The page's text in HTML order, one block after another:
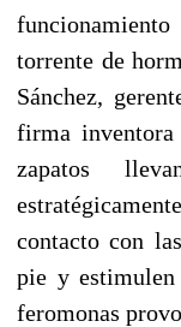
torrente de
Sánchez,
firma inventora
zapatos
contacto con
pie y estimulen
feromonas